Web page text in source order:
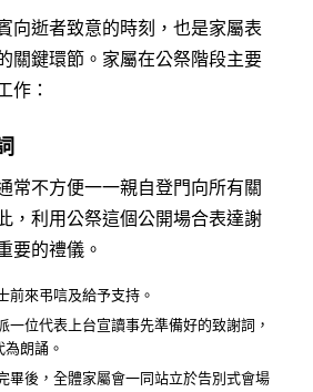
向逝者致意的時刻，也是家屬表
關鍵環節。家屬在公祭階段主要
作：
常不方便一一親自登門向所有關
，利用公祭這個公開場合表達謝
要的禮儀。
前來弔唁及給予支持。
一位代表上台宣讀事先準備好的致謝詞，
朗誦。
畢後，全體家屬會一同站立於告別式會場